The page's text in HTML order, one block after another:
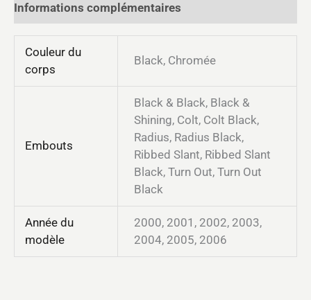
Informations complémentaires
Couleur du
corps
Black, Chromée
Embouts
Black & Black, Black &
Shining, Colt, Colt Black,
Radius, Radius Black,
Ribbed Slant, Ribbed Slant
Black, Turn Out, Turn Out
Black
Année du
modèle
2000, 2001, 2002, 2003,
2004, 2005, 2006